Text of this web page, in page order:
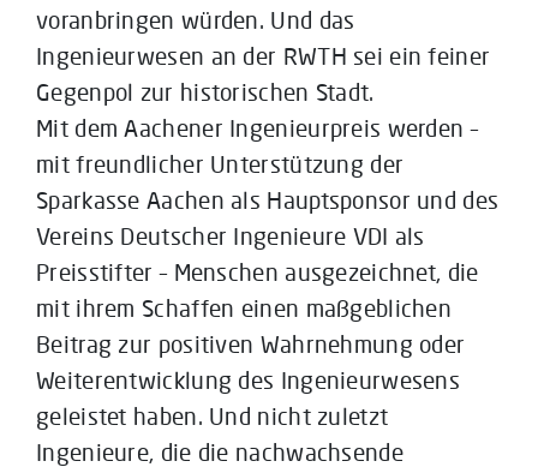
voranbringen würden. Und das
Ingenieurwesen an der RWTH sei ein feiner
Gegenpol zur historischen Stadt.
Mit dem Aachener Ingenieurpreis werden –
mit freundlicher Unterstützung der
Sparkasse Aachen als Hauptsponsor und des
Vereins Deutscher Ingenieure VDI als
Preisstifter – Menschen ausgezeichnet, die
mit ihrem Schaffen einen maßgeblichen
Beitrag zur positiven Wahrnehmung oder
Weiterentwicklung des Ingenieurwesens
geleistet haben. Und nicht zuletzt
Ingenieure, die die nachwachsende